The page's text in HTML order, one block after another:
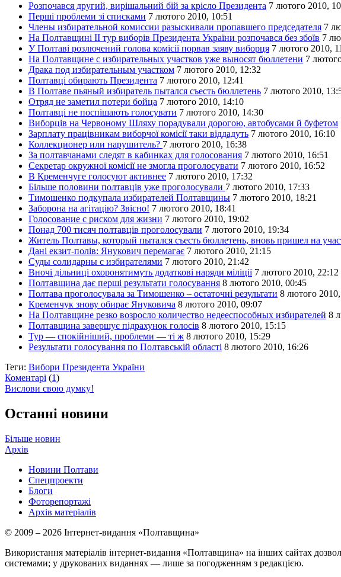
Розпочався другий, вирішальний бій за крісло Президента 7 лютого 2010,
Перші проблеми зі списками 7 лютого 2010, 10:51
Члены избирательной комиссии разыскивали пропавшего председателя 7
На Полтавщині ІІ тур виборів Президента України розпочався без збоїв 7
У Полтаві розлючений голова комісії порвав заяву виборця 7 лютого 2010,
На Полтавщине с избирательных участков уже выносят бюллетени 7
Драка под избирательным участком 7 лютого 2010, 12:32
Полтавці обирають Президента 7 лютого 2010, 12:41
В Полтаве пьяный избиратель пытался съесть бюллетень 7 лютого 2010,
Отряд не заметил потери бойца 7 лютого 2010, 14:10
Полтавці не поспішають голосувати 7 лютого 2010, 14:30
Виборців на Червоному Шляху порадували дорогою, автобусами й буфетом
Зарплату працівникам виборчої комісії таки віддадуть 7 лютого 2010, 16:10
Коллекционер или нарушитель? 7 лютого 2010, 16:38
За полтавчанами следят в кабинках для голосования 7 лютого 2010, 16:51
Секретар окружної комісії не змогла проголосувати 7 лютого 2010, 16:52
В Кременчуге голосуют активнее 7 лютого 2010, 17:32
Більше половини полтавців уже проголосували 7 лютого 2010, 17:33
Тимошенко подкупала избирателей Полтавщины 7 лютого 2010, 18:21
Заборона на агітацію? Звісно! 7 лютого 2010, 18:41
Голосование с риском для жизни 7 лютого 2010, 19:02
Понад 700 тисяч полтавців проголосували 7 лютого 2010, 19:34
Житель Полтавы, который пытался съесть бюллетень, вновь пришел на
Дані екзит-полів: Янукович перемагає 7 лютого 2010, 21:15
Суды солидарны с избирателями 7 лютого 2010, 21:42
Вночі дільниці охоронятимуть додаткові наряди міліції 7 лютого 2010, 22:12
Полтавщина дає перші результати голосування 8 лютого 2010, 00:45
Полтава проголосувала за Тимошенко – остаточні результати 8 лютого 2010,
Кременчук знову обирає Януковича 8 лютого 2010, 09:07
На Полтавщине резко возросло количество недееспособных избирателей 8
Полтавщина завершує підрахунок голосів 8 лютого 2010, 15:15
Тур — спокійніший, проблеми — ті ж 8 лютого 2010, 15:29
Результати голосування по Полтавській області 8 лютого 2010, 16:26
Теги: Вибори Президента України
Коментарі (1)
Вислови свою думку!
Останні новини
Більше новин
Архів
Новини Полтави
Спецпроекти
Блоги
Фоторепортажі
Архів матеріалів
© 2009 – 2026 Інтернет-видання «Полтавщина»
Використання матеріалів інтернет-видання «Полтавщина» на інших сайтах
системами; у друкованих виданнях — лише за погодженням з редакцією.